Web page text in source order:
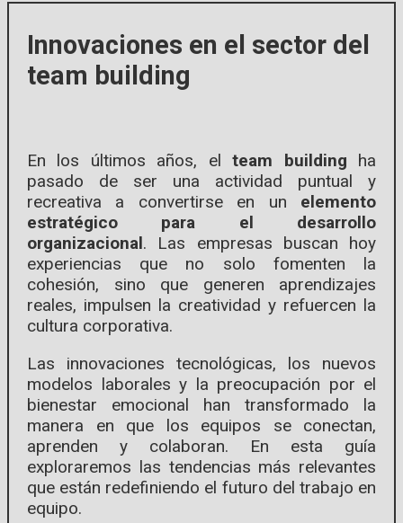
Innovaciones en el sector del
team building
En los últimos años, elteam building ha
pasado de ser una actividad puntual y
recreativa a convertirse en un elemento
estratégico para el desarrollo
organizacional. Las empresas buscan hoy
experiencias que no solo fomenten la
cohesión, sino que generen aprendizajes
reales, impulsen la creatividad y refuercen la
cultura corporativa.
Las innovaciones tecnológicas, los nuevos
modelos laborales y la preocupación por el
bienestar emocional han transformado la
manera en que los equipos se conectan,
aprenden y colaboran. En esta guía
exploraremos las tendencias más relevantes
que están redefiniendo el futuro del trabajo en
equipo.